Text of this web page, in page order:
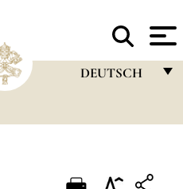
DEUTSCH